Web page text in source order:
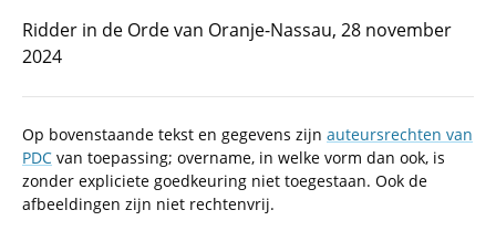
Ridder in de Orde van Oranje-Nassau, 28 november
2024
Op bovenstaande tekst en gegevens zijn auteursrechten van
PDC van toepassing; overname, in welke vorm dan ook, is
zonder expliciete goedkeuring niet toegestaan. Ook de
afbeeldingen zijn niet rechtenvrij.